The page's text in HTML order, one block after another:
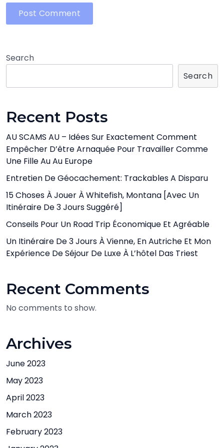
Search
Search
Recent Posts
AU SCAMS AU – Idées Sur Exactement Comment
Empêcher D’être Arnaquée Pour Travailler Comme
Une Fille Au Au Europe
Entretien De Géocachement: Trackables A Disparu
15 Choses À Jouer À Whitefish, Montana [avec Un
Itinéraire De 3 Jours Suggéré]
Conseils Pour Un Road Trip Économique Et Agréable
Un Itinéraire De 3 Jours À Vienne, En Autriche Et Mon
Expérience De Séjour De Luxe À L’hôtel Das Triest
Recent Comments
No comments to show.
Archives
June 2023
May 2023
April 2023
March 2023
February 2023